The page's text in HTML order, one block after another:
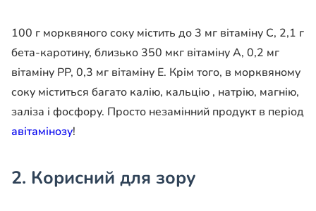
100 г морквяного соку містить до 3 мг вітаміну С, 2,1 г
бета-каротину, близько 350 мкг вітаміну А, 0,2 мг
вітаміну РР, 0,3 мг вітаміну Е. Крім того, в морквяному
соку міститься багато калію, кальцію , натрію, магнію,
заліза і фосфору. Просто незамінний продукт в період
авітамінозу!
2. Корисний для зору